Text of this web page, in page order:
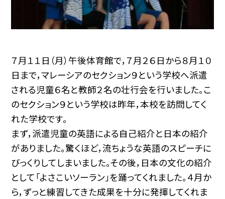
７月１１日（月）午後体育館で，７月２６日から８月１０
日まで，マレーシアのセクション９という学校へ派遣
される児童６名と教師２名の壮行会を行いました。こ
のセクション９という学校は昨年，本校を訪問してく
れた学校です。
まず，派遣児童の英語による自己紹介と日本の紹介
がありました。驚くほど，流ちょうな英語のスピーチに
びっくりしてしまいました。その後，日本の文化の紹介
として「よさこいソーラン」を踊ってくれました。４月か
ら，ずっと練習してきた成果を十分に発揮してくれま